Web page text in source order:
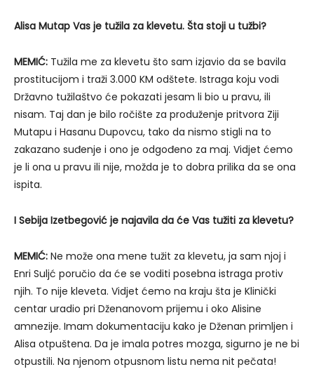
Alisa Mutap Vas je tužila za klevetu. Šta stoji u tužbi?
MEMIĆ: Tužila me za klevetu što sam izjavio da se bavila
prostitucijom i traži 3.000 KM odštete. Istraga koju vodi
Državno tužilaštvo će pokazati jesam li bio u pravu, ili
nisam. Taj dan je bilo ročište za produženje pritvora Ziji
Mutapu i Hasanu Dupovcu, tako da nismo stigli na to
zakazano suđenje i ono je odgođeno za maj. Vidjet ćemo
je li ona u pravu ili nije, možda je to dobra prilika da se ona
ispita.
I Sebija Izetbegović je najavila da će Vas tužiti za klevetu?
MEMIĆ: Ne može ona mene tužit za klevetu, ja sam njoj i
Enri Suljć poručio da će se voditi posebna istraga protiv
njih. To nije kleveta. Vidjet ćemo na kraju šta je Klinički
centar uradio pri Dženanovom prijemu i oko Alisine
amnezije. Imam dokumentaciju kako je Dženan primljen i
Alisa otpuštena. Da je imala potres mozga, sigurno je ne bi
otpustili. Na njenom otpusnom listu nema nit pečata!